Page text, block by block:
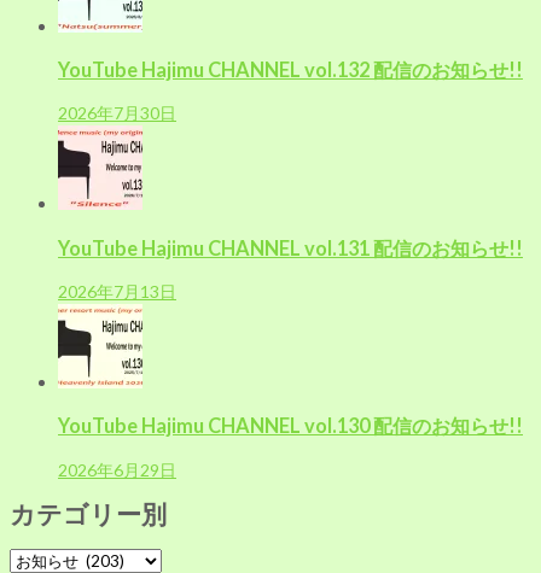
YouTube Hajimu CHANNEL vol.132 配信のお知らせ!!
2026年7月30日
YouTube Hajimu CHANNEL vol.131 配信のお知らせ!!
2026年7月13日
YouTube Hajimu CHANNEL vol.130 配信のお知らせ!!
2026年6月29日
カテゴリー別
カ